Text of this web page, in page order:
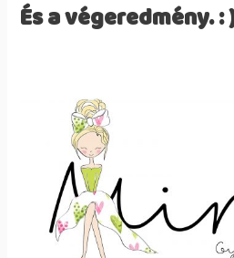
És a végeredmény. :